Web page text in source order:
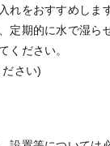
れをおすすめします
定期的に水で湿ら
ください。
さい)